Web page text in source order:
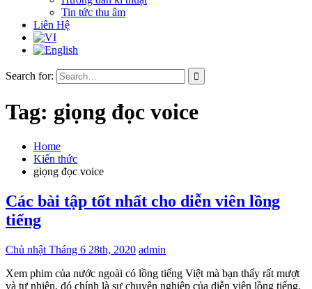
Tin tức thu âm
Liên Hệ
Search for:
Tag: giọng đọc voice
Home
Kiến thức
giọng đọc voice
Các bài tập tốt nhất cho diễn viên lồng
tiếng
Chủ nhật Tháng 6 28th, 2020 admin
Xem phim của nước ngoài có lồng tiếng Việt mà bạn thấy rất mượt
và tự nhiên, đó chính là sự chuyên nghiệp của diễn viên lồng tiếng.